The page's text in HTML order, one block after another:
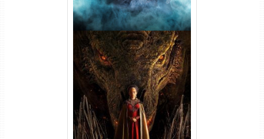
A Casa do Dragão 1ª
Temporada Torrent (2022)
WEB-DL 720p/1080p Dual
Áudio